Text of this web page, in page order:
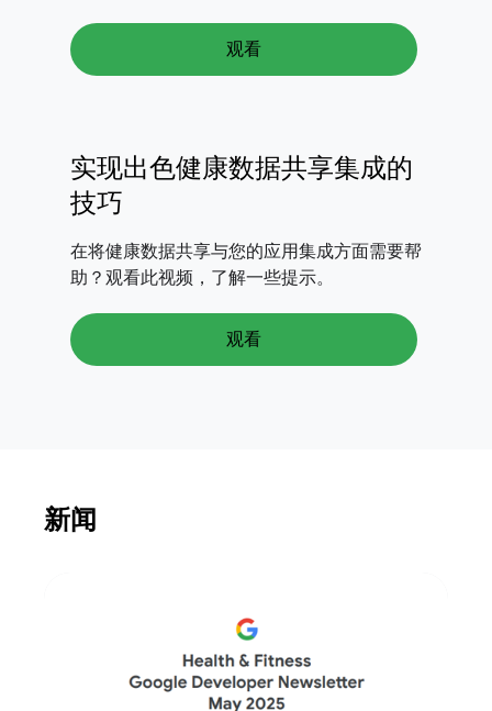
观看
实现出色健康数据共享集成的
技巧
在将健康数据共享与您的应用集成方面需要帮
助？观看此视频，了解一些提示。
观看
新闻